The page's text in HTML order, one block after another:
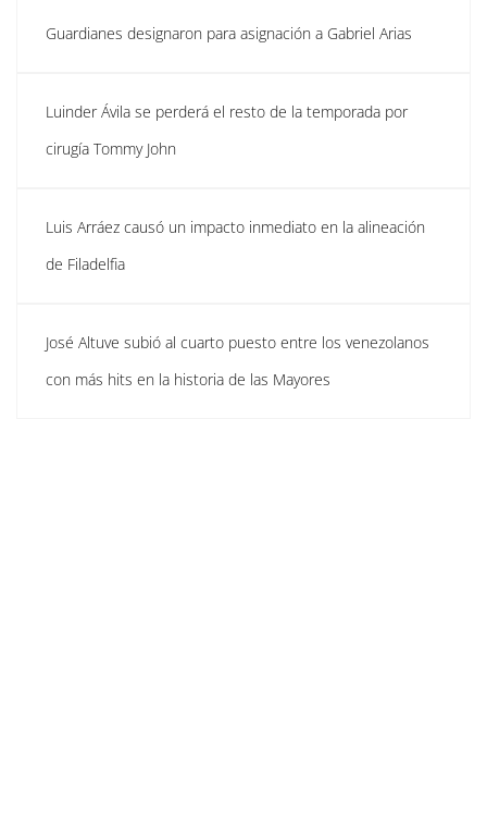
Guardianes designaron para asignación a Gabriel Arias
Luinder Ávila se perderá el resto de la temporada por
cirugía Tommy John
Luis Arráez causó un impacto inmediato en la alineación
de Filadelfia
José Altuve subió al cuarto puesto entre los venezolanos
con más hits en la historia de las Mayores